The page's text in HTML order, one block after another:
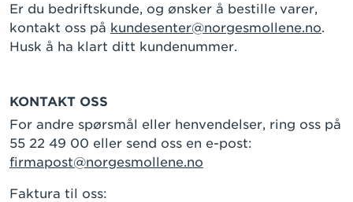
Er du bedriftskunde, og ønsker å bestille varer,
kontakt oss på kundesenter@norgesmollene.no.
Husk å ha klart ditt kundenummer.
KONTAKT OSS
For andre spørsmål eller henvendelser, ring oss på
55 22 49 00 eller send oss en e-post:
firmapost@norgesmollene.no
Faktura til oss: